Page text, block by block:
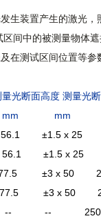
生装置产生的激光
间中的被测量物体
在测试区间位置等参
高度 测量光断面
mm
mm
±1.5 x 25
±1.5 x 25
±3 x 50
±3 x 50
-- -- 250